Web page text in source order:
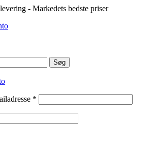
- Markedets bedste priser
Søg
*